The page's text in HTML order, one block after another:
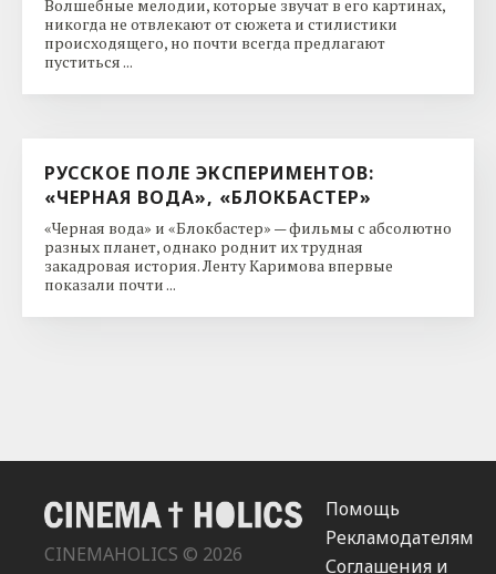
Волшебные мелодии, которые звучат в его картинах,
никогда не отвлекают от сюжета и стилистики
происходящего, но почти всегда предлагают
пуститься ...
РУССКОЕ ПОЛЕ ЭКСПЕРИМЕНТОВ:
«ЧЕРНАЯ ВОДА», «БЛОКБАСТЕР»
«Черная вода» и «Блокбастер» — фильмы с абсолютно
разных планет, однако роднит их трудная
закадровая история. Ленту Каримова впервые
показали почти ...
CINEMAHOLICS © 2026
Помощь
Рекламодателям
Соглашения и